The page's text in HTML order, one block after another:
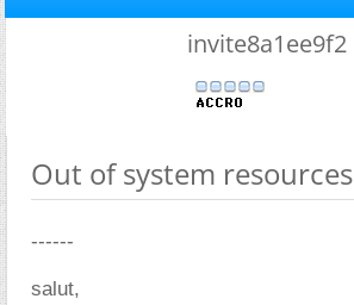
invite8a1ee9f2
Out of system resources
------
salut,